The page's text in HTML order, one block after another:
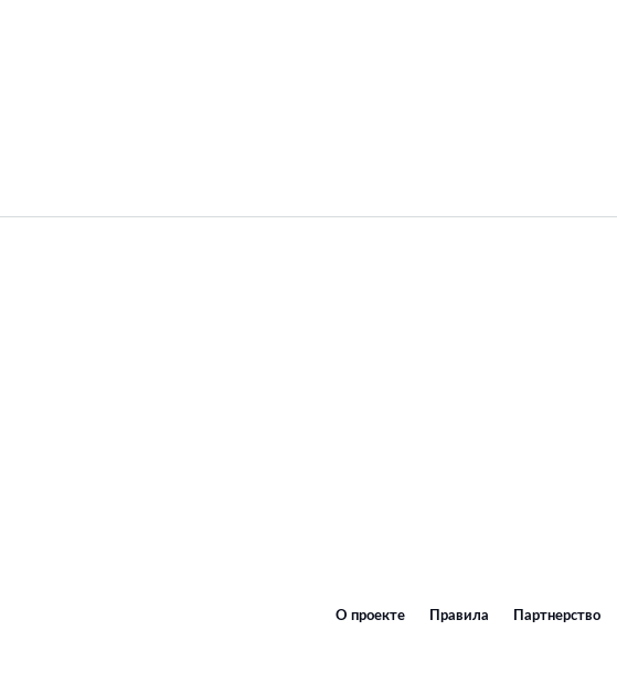
О проекте Правила Партнерство